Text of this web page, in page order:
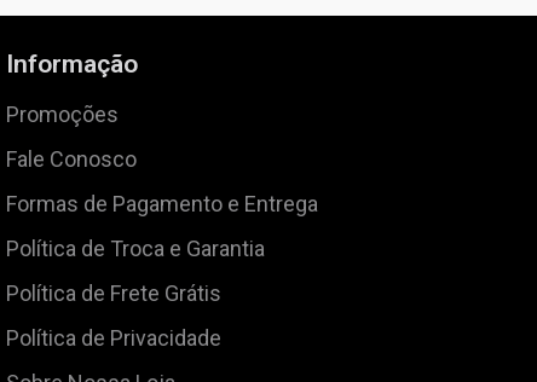
Informação
Promoções
Fale Conosco
Formas de Pagamento e Entrega
Política de Troca e Garantia
Política de Frete Grátis
Política de Privacidade